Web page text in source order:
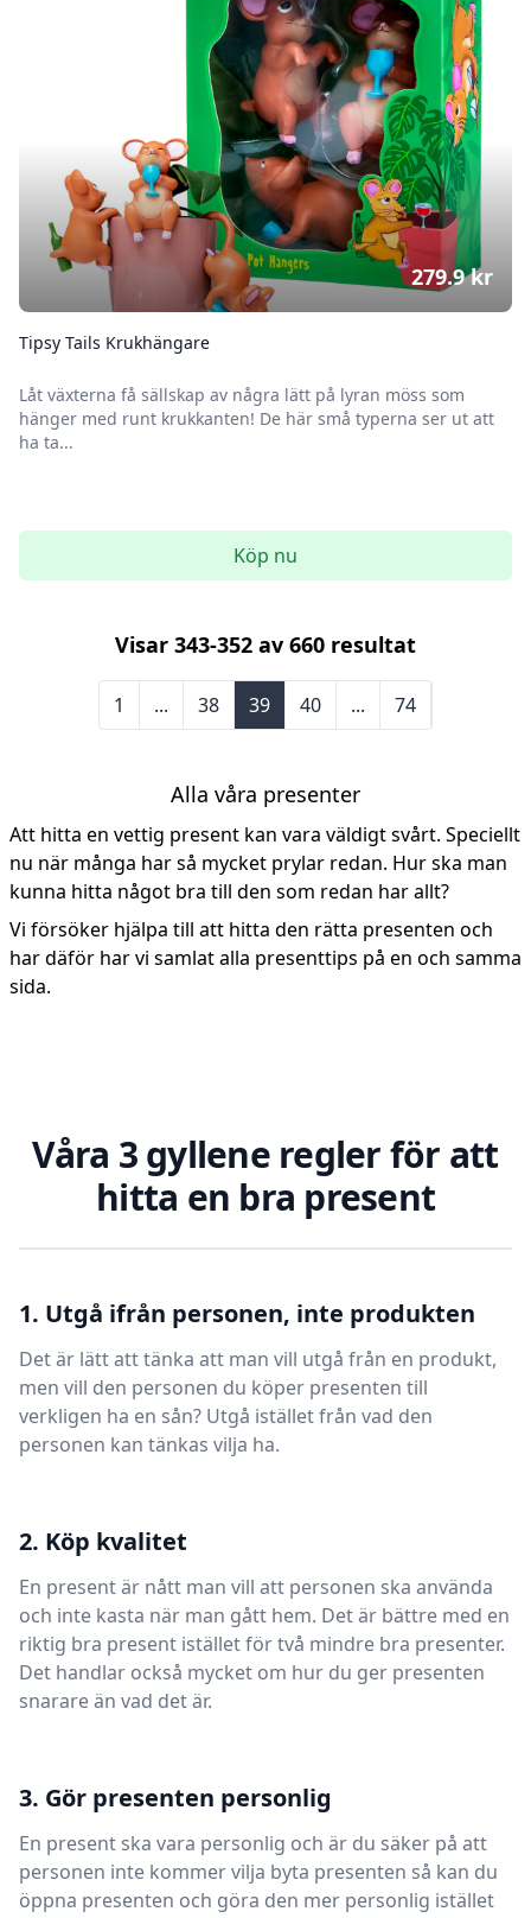
Tipsy Tails Krukhängare
Låt växterna få sällskap av några lätt på lyran möss som
hänger med runt krukkanten! De här små typerna ser ut att
ha ta...
279.9kr
Köp nu
Visar 343-352 av 660 resultat
1 ... 38 39 40 ... 74
Alla våra presenter
Att hitta en vettig present kan vara väldigt svårt. Speciellt
nu när många har så mycket prylar redan. Hur ska man
kunna hitta något bra till den som redan har allt?
Vi försöker hjälpa till att hitta den rätta presenten och
har däför har vi samlat alla presenttips på en och samma
sida.
Våra 3 gyllene regler för att
hitta en bra present
1. Utgå ifrån personen, inte produkten
Det är lätt att tänka att man vill utgå från en produkt,
men vill den personen du köper presenten till
verkligen ha en sån? Utgå istället från vad den
personen kan tänkas vilja ha.
2. Köp kvalitet
En present är nått man vill att personen ska använda
och inte kasta när man gått hem. Det är bättre med en
riktig bra present istället för två mindre bra presenter.
Det handlar också mycket om hur du ger presenten
snarare än vad det är.
3. Gör presenten personlig
En present ska vara personlig och är du säker på att
personen inte kommer vilja byta presenten så kan du
öppna presenten och göra den mer personlig istället